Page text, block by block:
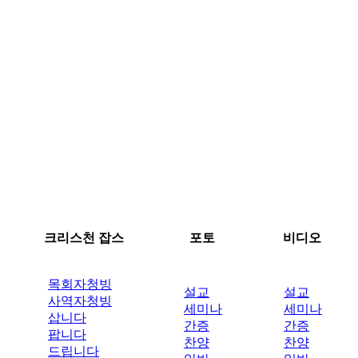
크리스천 잡스 포토 비디오
목회자청빙
사역자청빙
삽니다
팝니다
드립니다
설교
세미나
간증
찬양
설교
세미나
간증
찬양